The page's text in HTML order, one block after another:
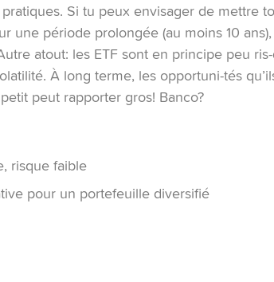
Si tu peux envisager de mettre
une période prolongée (au moins 10
atout: les ETF sont en principe peu
À long terme, les opportuni-tés
peut rapporter gros! Banco?
risque faible
pour un portefeuille diversifié